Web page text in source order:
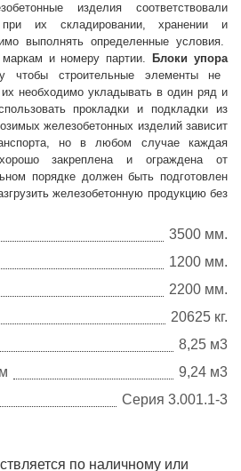
изделия соответствовали
при их складировании, хранении и
выполнять определенные условия.
и номеру партии.
Блоки упора
чтобы строительные элементы не
их необходимо укладывать в один ряд и
прокладки и подкладки из
железобетонных изделий зависит
но в любом случае каждая
закреплена и ограждена от
порядке должен быть подготовлен
железобетонную продукцию без
3500 мм.
1200 мм.
2200 мм.
20625 кг.
8,25 м3
9,24 м3
Серия 3.001.1-3
по наличному или